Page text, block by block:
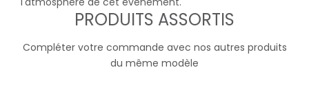
PRODUITS ASSORTIS
Compléter votre commande avec nos autres produits
du même modèle